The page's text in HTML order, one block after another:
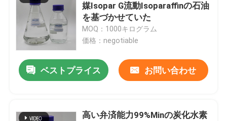
媒Isopar G流動Isoparaffinの石油
を基づかせていた
MOQ：1000キログラム
価格：negotiable
ベストプライス お問い合わせ
高い弁済能力99%Minの炭化水素